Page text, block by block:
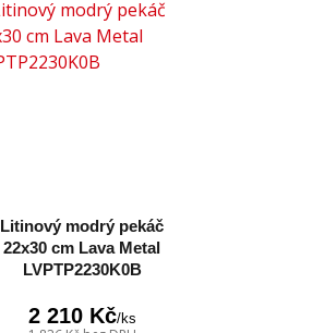
Litinový modrý pekáč
22x30 cm Lava Metal
LVPTP2230K0B
2 210 Kč/ks